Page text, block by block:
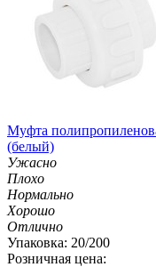
Муфта
(белый)
Ужасно
Плохо
Нормально
Хорошо
Отлично
Упаковка: 20/200
Розничная цена: